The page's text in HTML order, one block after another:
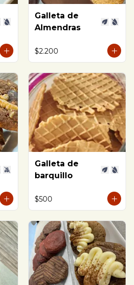
Galleta de
Almendras
$2.200
Galleta de
barquillo
$500